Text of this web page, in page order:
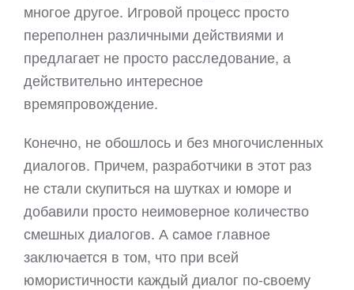
многое другое. Игровой процесс просто
переполнен различными действиями и
предлагает не просто расследование, а
действительно интересное
времяпровождение.
Конечно, не обошлось и без многочисленных
диалогов. Причем, разработчики в этот раз
не стали скупиться на шутках и юморе и
добавили просто неимоверное количество
смешных диалогов. А самое главное
заключается в том, что при всей
юмористичности каждый диалог по-своему